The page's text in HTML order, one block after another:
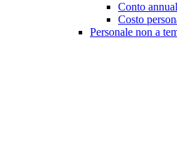
Conto
Costo
Personale non a